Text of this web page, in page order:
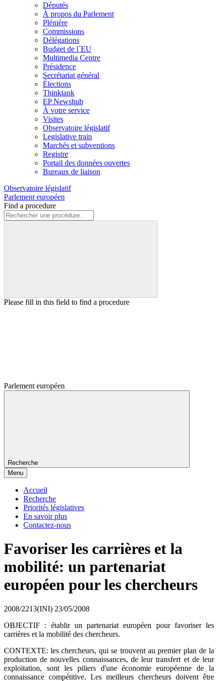
Députés
À propos du Parlement
Plénière
Commissions
Délégations
Budget de l´EU
Multimedia Centre
Présidence
Secrétariat général
Élections
Thinktank
EP Newshub
À votre service
Visites
Observatoire législatif
Legislative train
Marchés et subventions
Registre
Portail des données ouvertes
Bureaux de liaison
Observatoire législatif
Parlement européen
Find a procedure
Please fill in this field to find a procedure
Parlement européen
Recherche
Menu
Accueil
Recherche
Priorités législatives
En savoir plus
Contactez-nous
Favoriser les carrières et la
mobilité: un partenariat
européen pour les chercheurs
2008/2213(INI) 23/05/2008
OBJECTIF : établir un partenariat européen pour favoriser les
carrières et la mobilité des chercheurs.
CONTEXTE: les chercheurs, qui se trouvent au premier plan de la
production de nouvelles connaissances, de leur transfert et de leur
exploitation, sont les piliers d'une économie européenne de la
connaissance compétitive. Les meilleurs chercheurs doivent être